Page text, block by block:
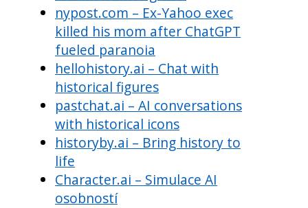
nypost.com – Ex-Yahoo exec
killed his mom after ChatGPT
fueled paranoia
hellohistory.ai – Chat with
historical figures
pastchat.ai – AI conversations
with historical icons
historyby.ai – Bring history to
life
Character.ai – Simulace AI
osobností